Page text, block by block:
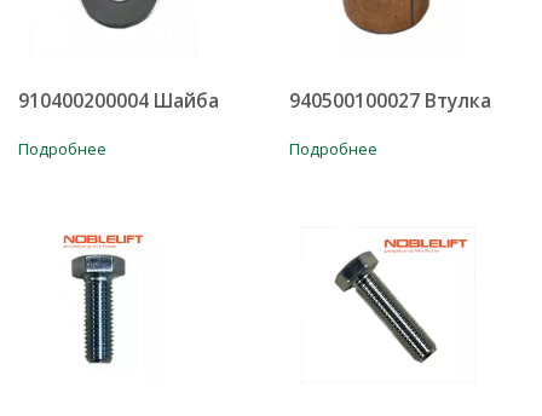
910400200004 Шайба
Подробнее
940500100027 Втулка
Подробнее